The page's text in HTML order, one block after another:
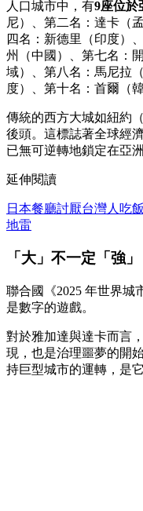
人口城市中，有9座位於
尼）、第二名：達卡（
四名：新德里（印度）
州（中國）、第七名：
域）、第八名：馬尼拉
度）、第十名：首爾（韓
傳統的西方大城如紐約
後頭。這標誌著全球經
已無可逆轉地鎖定在亞洲
延伸閱讀
日本餐廳討厭台灣人吃
地雷
「大」不一定「強
聯合國《2025 年世界城
是數字的遊戲。
對於雅加達與達卡而言
現，也是治理噩夢的開
持巨型城市的運轉，是